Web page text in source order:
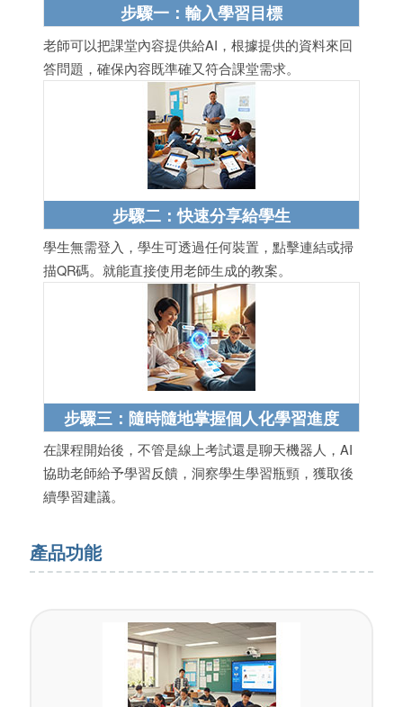
步驟一：輸入學習目標
老師可以把課堂內容提供給AI，根據提供的資料來回
答問題，確保內容既準確又符合課堂需求。
步驟二：快速分享給學生
學生無需登入，學生可透過任何裝置，點擊連結或掃
描QR碼。就能直接使用老師生成的教案。
步驟三：隨時隨地掌握個人化學習進度
在課程開始後，不管是線上考試還是聊天機器人，AI
協助老師給予學習反饋，洞察學生學習瓶頸，獲取後
續學習建議。
產品功能